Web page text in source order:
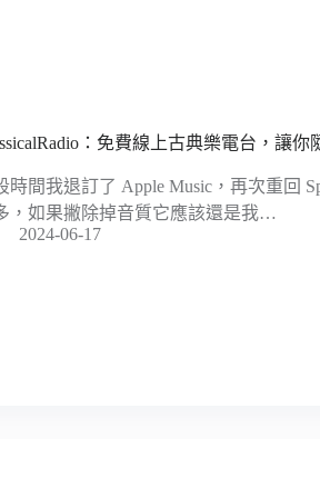
：免費線上古典樂電台，讓
時間我退訂了 Apple Music，再次重回
，如果撇除掉音質它應該還是我…
2024-06-17